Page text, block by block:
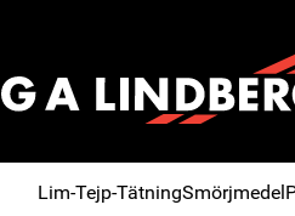
Lim-Tejp-TätningSmörjmedel